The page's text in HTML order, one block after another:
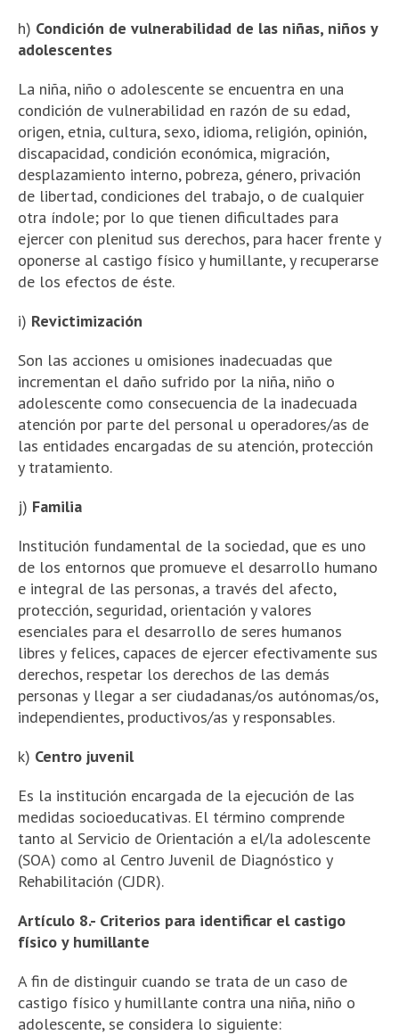
h) Condición de vulnerabilidad de las niñas, niños y
adolescentes
La niña, niño o adolescente se encuentra en una
condición de vulnerabilidad en razón de su edad,
origen, etnia, cultura, sexo, idioma, religión, opinión,
discapacidad, condición económica, migración,
desplazamiento interno, pobreza, género, privación
de libertad, condiciones del trabajo, o de cualquier
otra índole; por lo que tienen dificultades para
ejercer con plenitud sus derechos, para hacer frente y
oponerse al castigo físico y humillante, y recuperarse
de los efectos de éste.
i) Revictimización
Son las acciones u omisiones inadecuadas que
incrementan el daño sufrido por la niña, niño o
adolescente como consecuencia de la inadecuada
atención por parte del personal u operadores/as de
las entidades encargadas de su atención, protección
y tratamiento.
j) Familia
Institución fundamental de la sociedad, que es uno
de los entornos que promueve el desarrollo humano
e integral de las personas, a través del afecto,
protección, seguridad, orientación y valores
esenciales para el desarrollo de seres humanos
libres y felices, capaces de ejercer efectivamente sus
derechos, respetar los derechos de las demás
personas y llegar a ser ciudadanas/os autónomas/os,
independientes, productivos/as y responsables.
k) Centro juvenil
Es la institución encargada de la ejecución de las
medidas socioeducativas. El término comprende
tanto al Servicio de Orientación a el/la adolescente
(SOA) como al Centro Juvenil de Diagnóstico y
Rehabilitación (CJDR).
Artículo 8.- Criterios para identificar el castigo
físico y humillante
A fin de distinguir cuando se trata de un caso de
castigo físico y humillante contra una niña, niño o
adolescente, se considera lo siguiente: